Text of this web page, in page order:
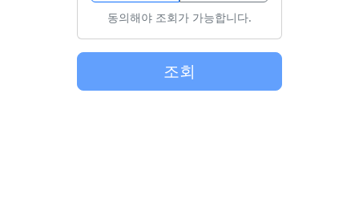
동의해야 조회가 가능합니다.
조회